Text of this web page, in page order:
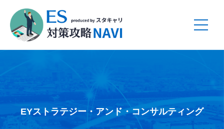
EYストラテジー・アンド・コンサルティング